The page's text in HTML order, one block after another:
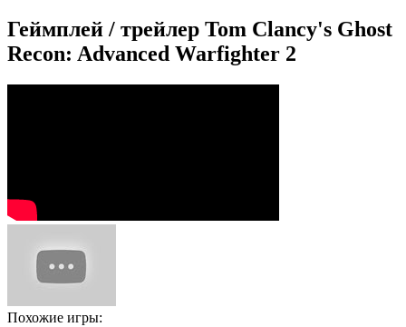
Геймплей / трейлер Tom Clancy's Ghost
Recon: Advanced Warfighter 2
Похожие игры: